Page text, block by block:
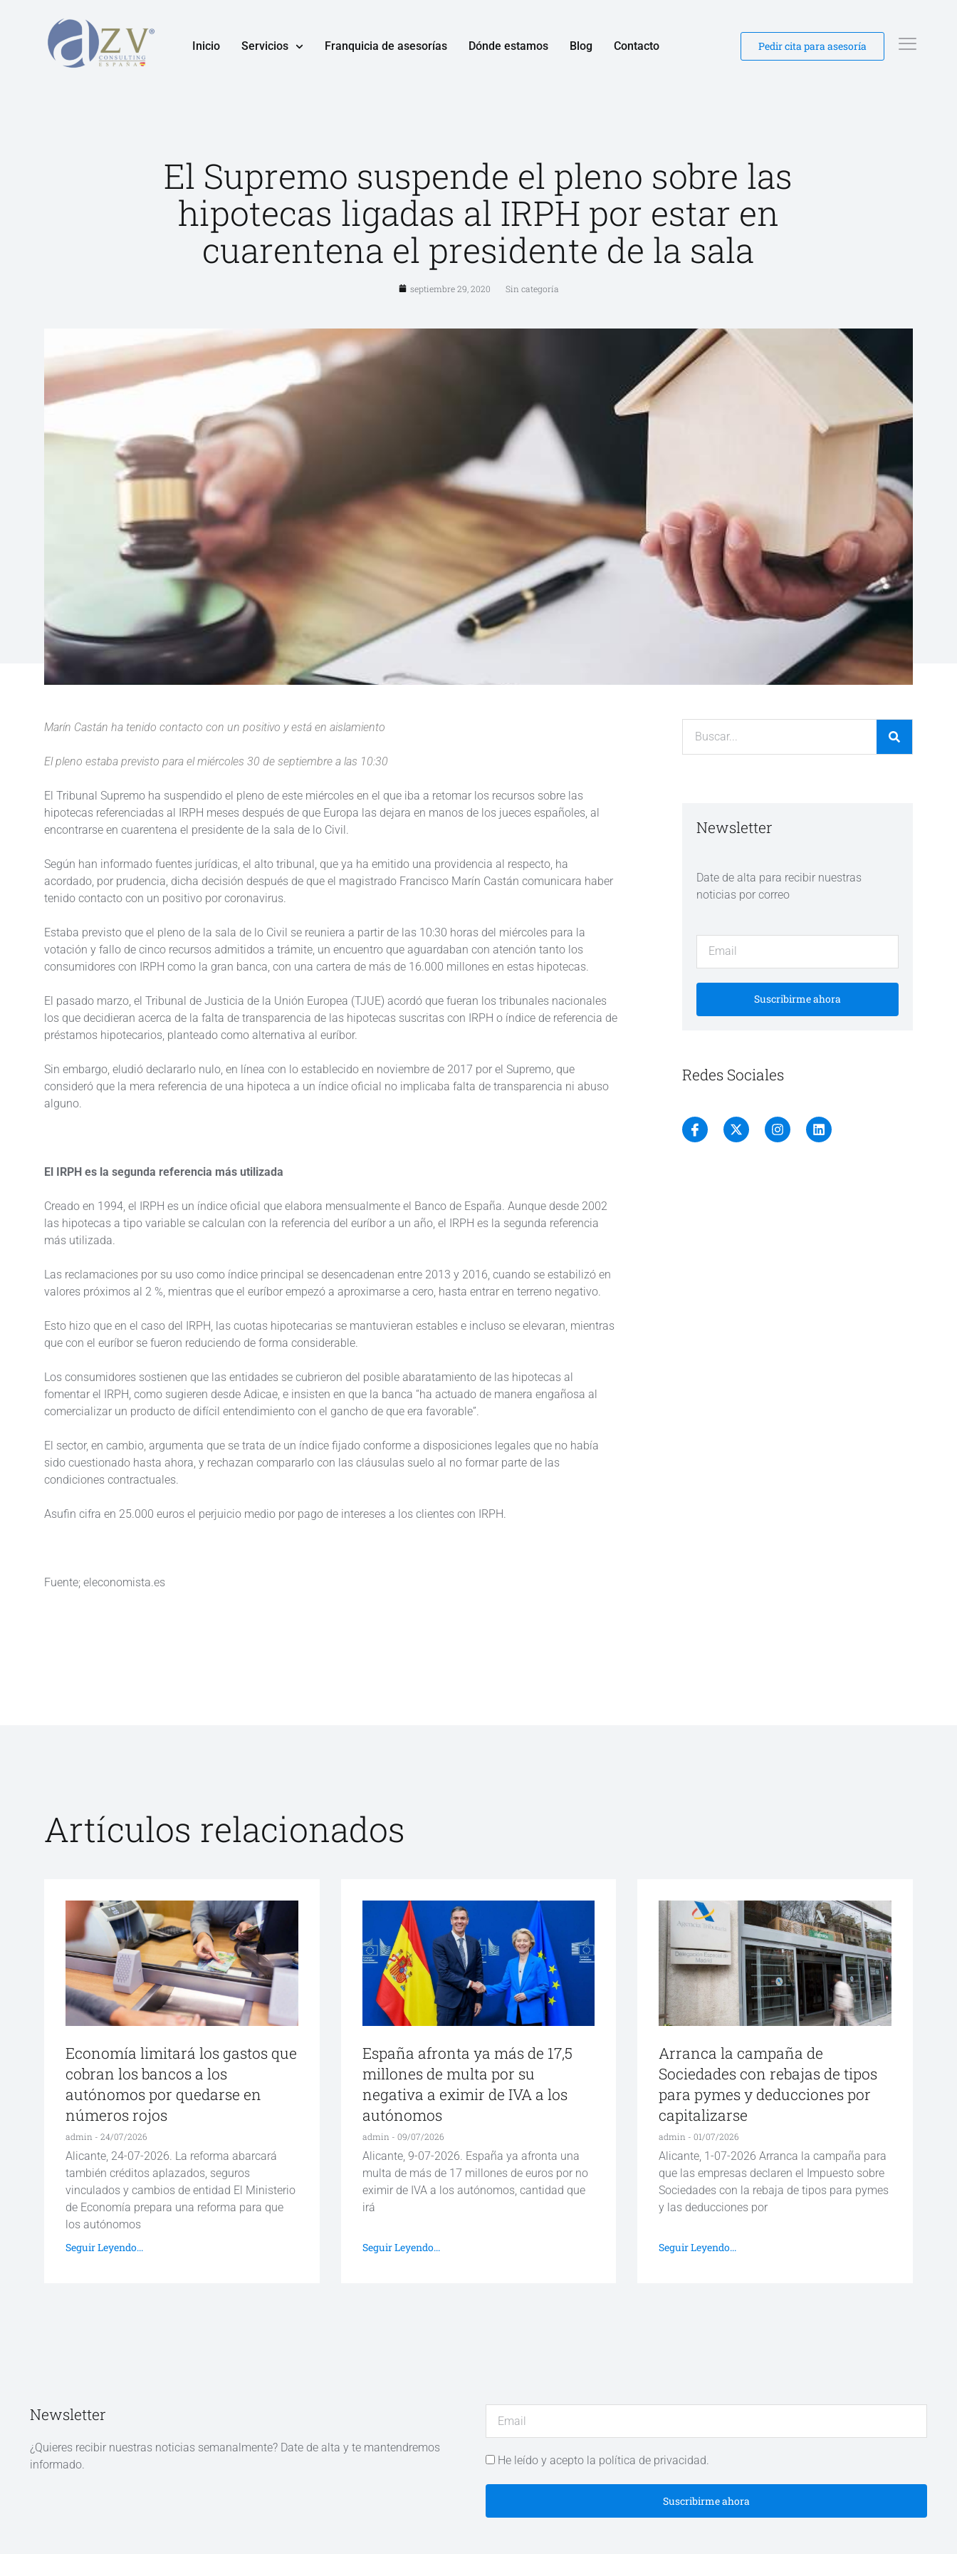
Inicio Servicios Franquicia de asesorías Dónde estamos Blog Contacto Pedir cita para asesoría
El Supremo suspende el pleno sobre las
hipotecas ligadas al IRPH por estar en
cuarentena el presidente de la sala
septiembre 29, 2020 Sin categoría
Marín Castán ha tenido contacto con un positivo y está en aislamiento
El pleno estaba previsto para el miércoles 30 de septiembre a las 10:30
El Tribunal Supremo ha suspendido el pleno de este miércoles en el que iba a retomar los recursos sobre las
hipotecas referenciadas al IRPH meses después de que Europa las dejara en manos de los jueces españoles, al
encontrarse en cuarentena el presidente de la sala de lo Civil.
Según han informado fuentes jurídicas, el alto tribunal, que ya ha emitido una providencia al respecto, ha
acordado, por prudencia, dicha decisión después de que el magistrado Francisco Marín Castán comunicara haber
tenido contacto con un positivo por coronavirus.
Estaba previsto que el pleno de la sala de lo Civil se reuniera a partir de las 10:30 horas del miércoles para la
votación y fallo de cinco recursos admitidos a trámite, un encuentro que aguardaban con atención tanto los
consumidores con IRPH como la gran banca, con una cartera de más de 16.000 millones en estas hipotecas.
El pasado marzo, el Tribunal de Justicia de la Unión Europea (TJUE) acordó que fueran los tribunales nacionales
los que decidieran acerca de la falta de transparencia de las hipotecas suscritas con IRPH o índice de referencia de
préstamos hipotecarios, planteado como alternativa al euríbor.
Sin embargo, eludió declararlo nulo, en línea con lo establecido en noviembre de 2017 por el Supremo, que
consideró que la mera referencia de una hipoteca a un índice oficial no implicaba falta de transparencia ni abuso
alguno.
El IRPH es la segunda referencia más utilizada
Creado en 1994, el IRPH es un índice oficial que elabora mensualmente el Banco de España. Aunque desde 2002
las hipotecas a tipo variable se calculan con la referencia del euríbor a un año, el IRPH es la segunda referencia
más utilizada.
Las reclamaciones por su uso como índice principal se desencadenan entre 2013 y 2016, cuando se estabilizó en
valores próximos al 2 %, mientras que el euríbor empezó a aproximarse a cero, hasta entrar en terreno negativo.
Esto hizo que en el caso del IRPH, las cuotas hipotecarias se mantuvieran estables e incluso se elevaran, mientras
que con el euríbor se fueron reduciendo de forma considerable.
Los consumidores sostienen que las entidades se cubrieron del posible abaratamiento de las hipotecas al
fomentar el IRPH, como sugieren desde Adicae, e insisten en que la banca “ha actuado de manera engañosa al
comercializar un producto de difícil entendimiento con el gancho de que era favorable”.
El sector, en cambio, argumenta que se trata de un índice fijado conforme a disposiciones legales que no había
sido cuestionado hasta ahora, y rechazan compararlo con las cláusulas suelo al no formar parte de las
condiciones contractuales.
Asufin cifra en 25.000 euros el perjuicio medio por pago de intereses a los clientes con IRPH.
Fuente; eleconomista.es
Newsletter
Date de alta para recibir nuestras
noticias por correo
Suscribirme ahora
Redes Sociales
Artículos relacionados
Economía limitará los gastos que
cobran los bancos a los
autónomos por quedarse en
números rojos
admin 24/07/2026
Alicante, 24-07-2026. La reforma abarcará
también créditos aplazados, seguros
vinculados y cambios de entidad El Ministerio
de Economía prepara una reforma para que
los autónomos
Seguir Leyendo...
España afronta ya más de 17,5
millones de multa por su
negativa a eximir de IVA a los
autónomos
admin 09/07/2026
Alicante, 9-07-2026. España ya afronta una
multa de más de 17 millones de euros por no
eximir de IVA a los autónomos, cantidad que
irá
Seguir Leyendo...
Arranca la campaña de
Sociedades con rebajas de tipos
para pymes y deducciones por
capitalizarse
admin 01/07/2026
Alicante, 1-07-2026 Arranca la campaña para
que las empresas declaren el Impuesto sobre
Sociedades con la rebaja de tipos para pymes
y las deducciones por
Seguir Leyendo...
Newsletter
¿Quieres recibir nuestras noticias semanalmente? Date de alta y te mantendremos
informado.
He leído y acepto la política de privacidad.
Suscribirme ahora